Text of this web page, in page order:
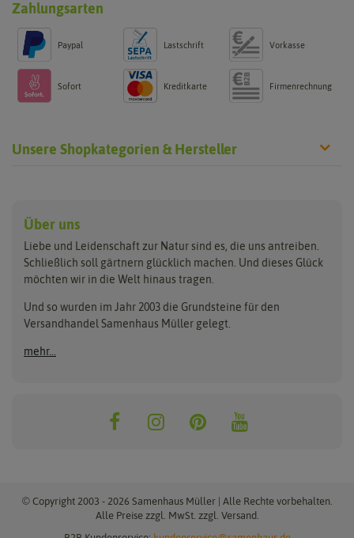
Zahlungsarten
Paypal Lastschrift Vorkasse
Sofort Kreditkarte Firmenrechnung
Unsere Shopkategorien & Hersteller
Anzuchtschalen
Beleuchtung
Erdbeertürme
Folien, Vliese und Netze
Gartengeräte
Nützlinge & Nisthilfen
Keimsprossen
Saatgut für Werbezwecke
Samen-Sets
Gemüsesamen
Exotische Samen
Rasensamen
Pflanzgut
Benary
Buzzy Seeds
Clever Pots
Dürr-Samen
FLORTUS
Greenline
Grüne Oase
ReNatura Vogelwelt
Über uns
Liebe und Leidenschaft zur Natur sind es, die uns antreiben.
Schließlich soll gärtnern glücklich machen. Und dieses Glück
möchten wir in die Welt hinaus tragen.
Und so wurden im Jahr 2003 die Grundsteine für den
Versandhandel Samenhaus Müller gelegt.
mehr...
© Copyright 2003 - 2026 Samenhaus Müller | Alle Rechte vorbehalten.
Alle Preise zzgl. MwSt. zzgl. Versand.